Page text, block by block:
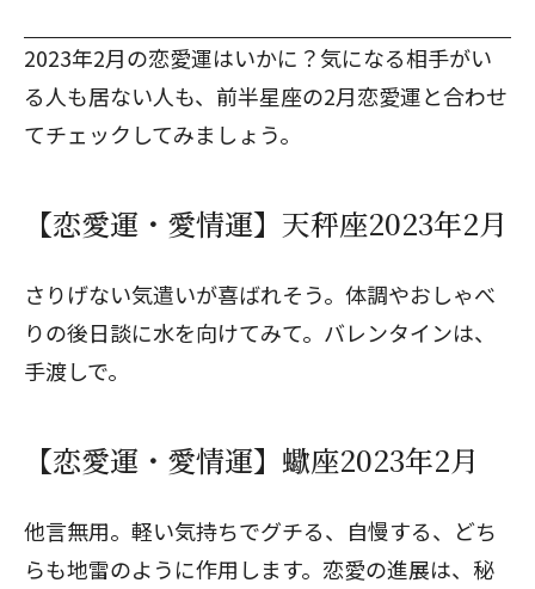
2023年2月の恋愛運はいかに？気になる相手がい
る人も居ない人も、 前半星座の2月恋愛運と合わせ
てチェックしてみましょう。
【恋愛運・愛情運】天秤座2023年2月
さりげない気遣いが喜ばれそう。体調やおしゃべ
りの後日談に水を向けてみて。バレンタインは、
手渡しで。
【恋愛運・愛情運】蠍座2023年2月
他言無用。軽い気持ちでグチる、自慢する、どち
らも地雷のように作用します。恋愛の進展は、秘